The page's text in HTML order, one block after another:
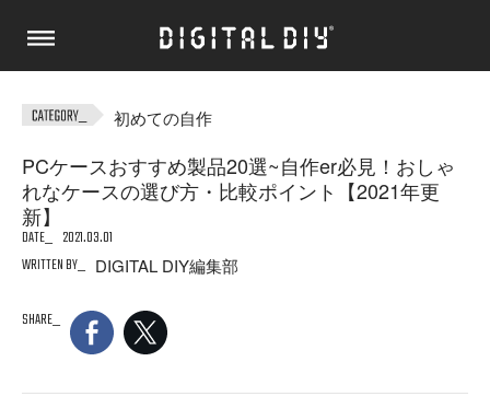
初めての自作
PCケースおすすめ製品20選~自作er必見！おしゃ
れなケースの選び方・比較ポイント【2021年更
新】
DATE
2021.03.01
WRITTEN BY
DIGITAL DIY編集部
SHARE